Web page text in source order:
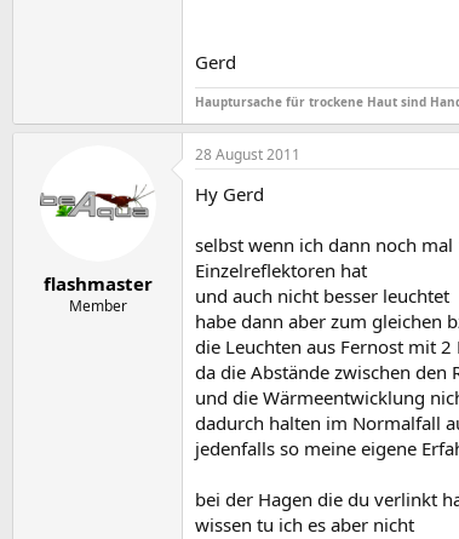
Gerd
Hauptursache für trockene Haut sind
flashmaster
Member
28 August 2011
Hy Gerd
selbst wenn ich dann noch
Einzelreflektoren hat
und auch nicht besser leuchtet
habe dann aber zum gleichen
die Leuchten aus Fernost mit
da die Abstände zwischen
und die Wärmeentwicklung
dadurch halten im Normalfall
jedenfalls so meine eigene
bei der Hagen die du verlinkt
wissen tu ich es aber nicht